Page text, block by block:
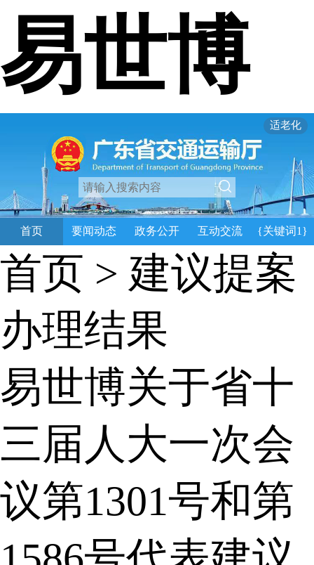
易世博
适老化
首页 要闻动态 政务公开 互动交流 {关键词1}
首页 > 建议提案
办理结果
易世博关于省十
三届人大一次会
议第1301号和第